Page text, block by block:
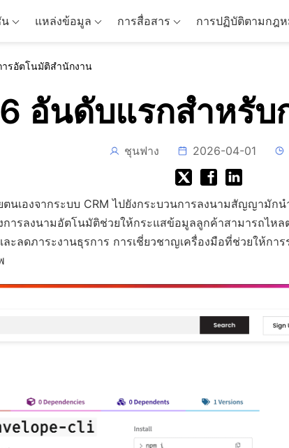
แหล่งข้อมูล การสื่อสาร การปฏิบัติตามกฎ
รอัตโนมัติสำนักงาน
อันดับแรกสำหรับ
ชุนฟาง 2026-04-01
นเองจากระบบ CRM ไปยังกระบวนการลงนามสัญญามัก
ารลงนามอัตโนมัติช่วยให้กระแสข้อมูลลูกค้าสามารถไหล
ลดภาระงานธุรการ การเชี่ยวชาญเครื่องมือที่ช่วยให้การ